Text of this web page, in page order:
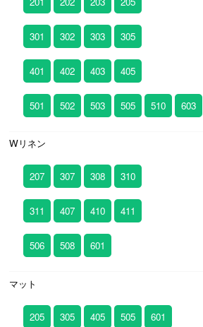
301 302 303 305
401 402 403 405
501 502 503 505 510 603
Wリネン
207 307 308 310
311 407 410 411
506 508 601
マット
205 305 405 505 601